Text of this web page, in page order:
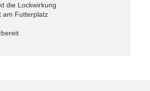
die Lockwirkung
am Futterplatz